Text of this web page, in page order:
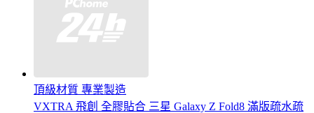
頂級材質 專業製造
VXTRA 飛創 全膠貼合 三星 Galaxy Z Fold8 滿版疏水疏